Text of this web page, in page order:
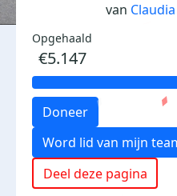
van
Opgehaald
€5.147
Doneer
Word lid van mijn
Deel deze pagina